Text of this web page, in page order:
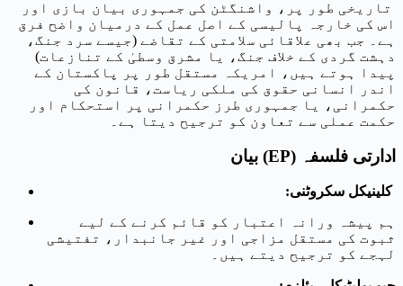
تاریخی طور پر، واشنگٹن کی جمہوری بیان بازی اور
اس کی خارجہ پالیسی کے اصل عمل کے درمیان واضح فرق
ہے۔ جب بھی علاقائی سلامتی کے تقاضے (جیسے سرد جنگ،
دہشت گردی کے خلاف جنگ، یا مشرق وسطیٰ کے تنازعات)
پیدا ہوتے ہیں، امریکہ مستقل طور پر پاکستان کے
اندر انسانی حقوق کی ملکی ریاست، قانون کی
حکمرانی، یا جمہوری طرز حکمرانی پر استحکام اور
حکمت عملی سے تعاون کو ترجیح دیتا ہے۔
ادارتی فلسفہ (EP) بیان
کلینیکل سکروٹنی:
ہم پیشہ ورانہ اعتبار کو قائم کرنے کے لیے
ثبوت کی مستقل مزاجی اور غیر جانبدار، تفتیشی
لہجے کو ترجیح دیتے ہیں۔